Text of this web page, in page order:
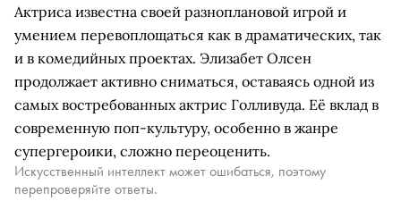
Актриса известна своей разноплановой игрой и
умением перевоплощаться как в драматических, так
и в комедийных проектах. Элизабет Олсен
продолжает активно сниматься, оставаясь одной из
самых востребованных актрис Голливуда. Её вклад в
современную поп-культуру, особенно в жанре
супергероики, сложно переоценить.
Искусственный интеллект может ошибаться, поэтому
перепроверяйте ответы.